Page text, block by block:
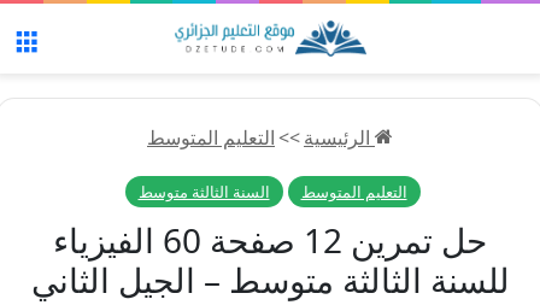
الرئيسية>>التعليم المتوسط
التعليم المتوسط السنة الثالثة متوسط
حل تمرين 12 صفحة 60 الفيزياء
للسنة الثالثة متوسط – الجيل الثاني